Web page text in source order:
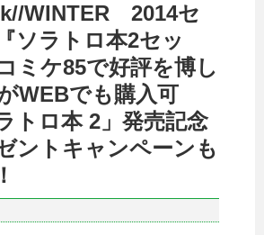
WINTER 2014セ
ソラトロ本2セッ
ミケ85で好評を博し
WEBでも購入可
トロ本 2」発売記念
ントキャンペーンも